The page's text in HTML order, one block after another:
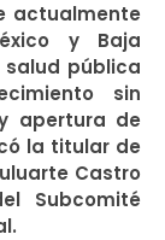
actualmente
y Baja
salud pública
sin
apertura de
la titular de
Castro
Subcomité